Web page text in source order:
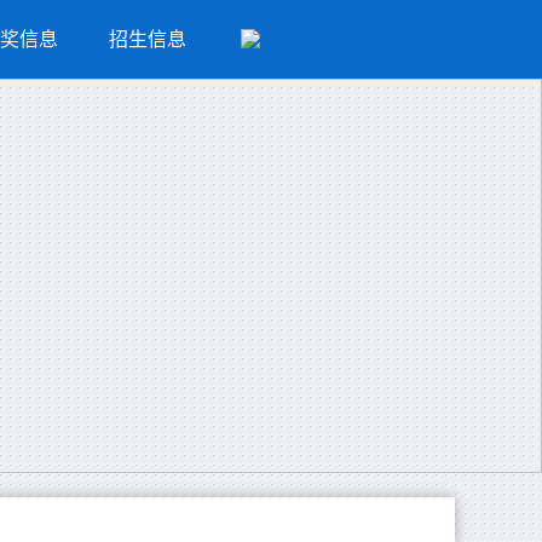
信息 招生信息